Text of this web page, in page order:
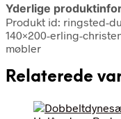
Yderlige
Produkt id: ringsted-
140×200-erling-
møbler
Relaterede